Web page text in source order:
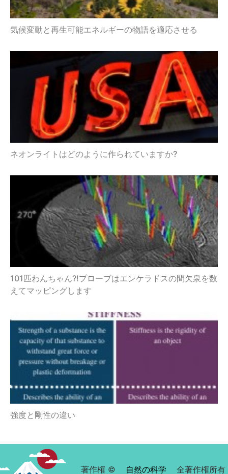
気候変動と再生可能エネルギーの物語を適応させる
ネオンライトはどのように作られていますか?
101匹わんちゃん?!プローブはエンケラドスの間欠泉を数
えてマッピングします
強度と剛性の違い
著作権 © 自然の科学 全著作権所有